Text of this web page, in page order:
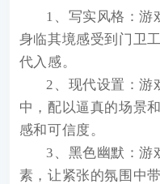
1、写实风格：游
身临其境感受到门卫
代入感。
2、现代设置：游
中，配以逼真的场景
感和可信度。
3、黑色幽默：游
素，让紧张的氛围中